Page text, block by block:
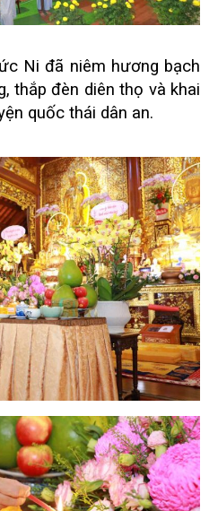
Ni đã niêm hương bạch
thắp đèn diên thọ và khai
quốc thái dân an.